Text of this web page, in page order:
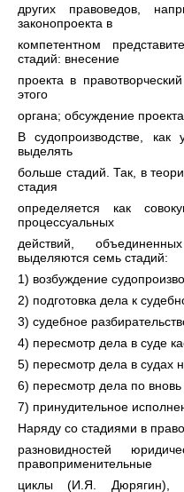
других правоведов,
законопроекта в
компетентном
стадий: внесение
проекта в
этого
органа; обсуждение
В судопроизводстве, как
выделять
больше стадий. Так, в
стадия
определяется как
процессуальных
действий,
выделяются семь стадий:
1) возбуждение
2) подготовка дела к
3) судебное
4) пересмотр дела в суде
5) пересмотр дела в судах
6) пересмотр дела по
7) принудительное
Наряду со стадиями в
разновидностей
правоприменительные
циклы (И.Я. Дюрягин),